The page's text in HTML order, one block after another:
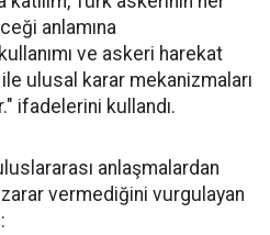
anlamına
ve askeri harekat
ulusal karar mekanizmaları
ifadelerini kullandı.
anlaşmalardan
vermediğini vurgulayan